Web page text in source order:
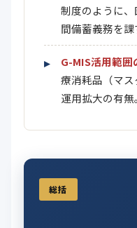
制度のように
間備蓄義務を課
G-MIS活用範囲
療消耗品（マ
運用拡大の有無。
総括